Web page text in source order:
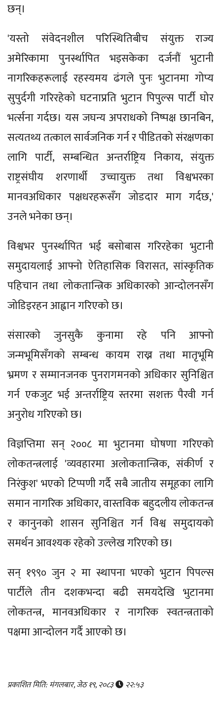
छन्।
'यस्तो संवेदनशील परिस्थितिबीच संयुक्त राज्य
अमेरिकामा पुनर्स्थापित भइसकेका दर्जनौं भुटानी
नागरिकहरूलाई रहस्यमय ढंगले पुनः भुटानमा गोप्य
सुपुर्दगी गरिरहेको घटनाप्रति भुटान पिपुल्स पार्टी घोर
भर्त्सना गर्दछ। यस जघन्य अपराधको निष्पक्ष छानबिन,
सत्यतथ्य तत्काल सार्वजनिक गर्न र पीडितको संरक्षणका
लागि पार्टी, सम्बन्धित अन्तर्राष्ट्रिय निकाय, संयुक्त
राष्ट्रसंघीय शरणार्थी उच्चायुक्त तथा विश्वभरका
मानवअधिकार पक्षधरहरूसँग जोडदार माग गर्दछ,'
उनले भनेका छन्।
विश्वभर पुनर्स्थापित भई बसोबास गरिरहेका भुटानी
समुदायलाई आफ्नो ऐतिहासिक विरासत, सांस्कृतिक
पहिचान तथा लोकतान्त्रिक अधिकारको आन्दोलनसँग
जोडिइरहन आह्वान गरिएको छ।
संसारको जुनसुकै कुनामा रहे पनि आफ्नो
जन्मभूमिसँगको सम्बन्ध कायम राख्न तथा मातृभूमि
भ्रमण र सम्मानजनक पुनरागमनको अधिकार सुनिश्चित
गर्न एकजुट भई अन्तर्राष्ट्रिय स्तरमा सशक्त पैरवी गर्न
अनुरोध गरिएको छ।
विज्ञप्तिमा सन् २००८ मा भुटानमा घोषणा गरिएको
लोकतन्त्रलाई 'व्यवहारमा अलोकतान्त्रिक, संकीर्ण र
निरंकुश' भएको टिप्पणी गर्दै सबै जातीय समूहका लागि
समान नागरिक अधिकार, वास्तविक बहुदलीय लोकतन्त्र
र कानुनको शासन सुनिश्चित गर्न विश्व समुदायको
समर्थन आवश्यक रहेको उल्लेख गरिएको छ।
सन् १९९० जुन २ मा स्थापना भएको भुटान पिपल्स
पार्टीले तीन दशकभन्दा बढी समयदेखि भुटानमा
लोकतन्त्र, मानवअधिकार र नागरिक स्वतन्त्रताको
पक्षमा आन्दोलन गर्दै आएको छ।
प्रकाशित मिति: मंगलबार, जेठ १९, २०८३ २२:५३